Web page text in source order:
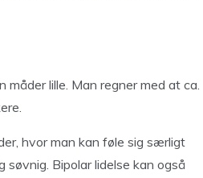
måder lille. Man regner med at ca.
hvor man kan føle sig særligt
Bipolar lidelse kan også